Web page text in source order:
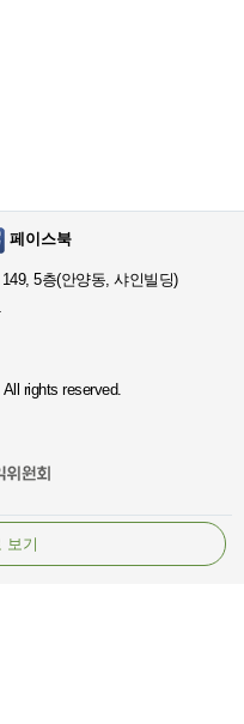
페이스북
5층(안양동, 샤인빌딩)
rights reserved.
보기